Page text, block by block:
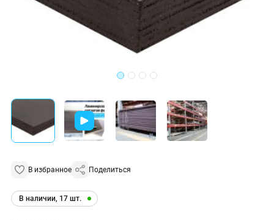
В избранное Поделиться
В наличии, 17 шт.